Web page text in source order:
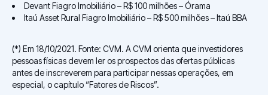
Devant Fiagro Imobiliário – R$ 100 milhões – Órama
Itaú Asset Rural Fiagro Imobiliário – R$ 500 milhões – Itaú BBA
(*) Em 18/10/2021. Fonte: CVM. A CVM orienta que investidores
pessoas físicas devem ler os prospectos das ofertas públicas
antes de inscreverem para participar nessas operações, em
especial, o capítulo “Fatores de Riscos”.